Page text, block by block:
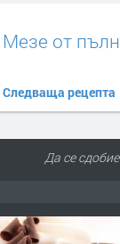
Мезе от
Следваща рецепта
Да се